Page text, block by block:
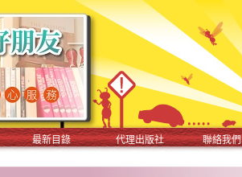
最新目錄 代理出版社 聯絡我們